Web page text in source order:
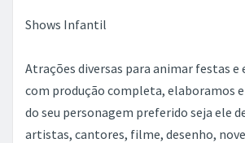
Shows Infantil
Atrações diversas para animar festas
com produção completa, elaboramos
do seu personagem preferido seja ele
artistas, cantores, filme, desenho,